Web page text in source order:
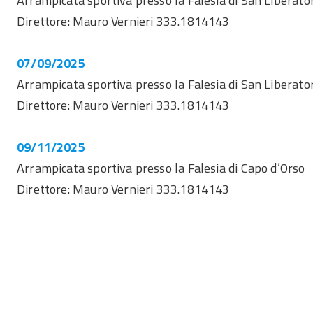
Direttore: Mauro Vernieri 333.1814143
07/09/2025
Arrampicata sportiva presso la Falesia di San
Direttore: Mauro Vernieri 333.1814143
09/11/2025
Arrampicata sportiva presso la Falesia di Capo d’Orso
Direttore: Mauro Vernieri 333.1814143